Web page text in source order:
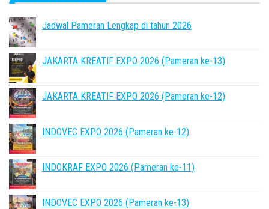
Jadwal Pameran Lengkap di tahun 2026
JAKARTA KREATIF EXPO 2026 (Pameran ke-13)
JAKARTA KREATIF EXPO 2026 (Pameran ke-12)
INDOVEC EXPO 2026 (Pameran ke-12)
INDOKRAF EXPO 2026 (Pameran ke-11)
INDOVEC EXPO 2026 (Pameran ke-13)